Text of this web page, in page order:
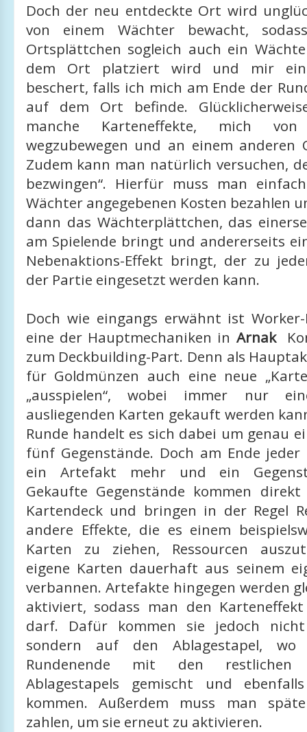
Doch der neu entdeckte Ort wird
von einem Wächter bewacht,
Ortsplättchen sogleich auch ein
dem Ort platziert wird und mir
beschert, falls ich mich am Ende der
auf dem Ort befinde.
manche Karteneffekte, mich
wegzubewegen und an einem anderen
Zudem kann man natürlich versuchen,
bezwingen“. Hierfür muss man
Wächter angegebenen Kosten bezahlen
dann das Wächterplättchen, das
am Spielende bringt und andererseits
Nebenaktions-Effekt bringt, der zu
der Partie eingesetzt werden kann.
Doch wie eingangs erwähnt ist
eine der Hauptmechaniken in Arnak
zum Deckbuilding-Part. Denn als
für Goldmünzen auch eine neue
„ausspielen“, wobei immer nur
ausliegenden Karten gekauft werden
Runde handelt es sich dabei um genau
fünf Gegenstände. Doch am Ende
ein Artefakt mehr und ein
Gekaufte Gegenstände kommen
Kartendeck und bringen in der Regel
andere Effekte, die es einem
Karten zu ziehen, Ressourcen
eigene Karten dauerhaft aus seinem
verbannen. Artefakte hingegen werden
aktiviert, sodass man den
darf. Dafür kommen sie jedoch
sondern auf den Ablagestapel,
Rundenende mit den
Ablagestapels gemischt und
kommen. Außerdem muss man
zahlen, um sie erneut zu aktivieren.